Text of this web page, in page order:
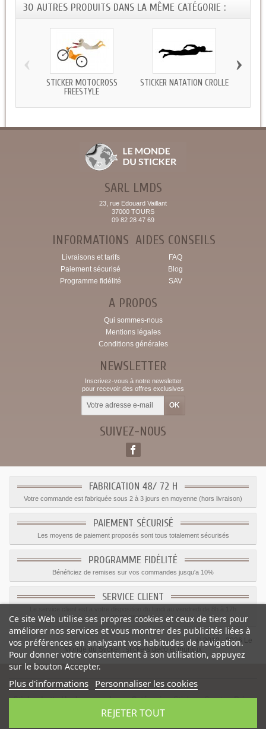
30 AUTRES PRODUITS DANS LA MÊME CATÉGORIE :
STICKER MOTOCROSS
FREESTYLE
STICKER NATATION CROLLE
‹ ›
SARL LMDS
23, rue Edouard Vaillant
37000 TOURS
09 82 28 47 69
INFORMATIONS
Livraisons et tarifs
Paiement sécurisé
Programme fidélité
AIDES CONSEILS
FAQ
Blog
SAV
A PROPOS
Qui sommes-nous
Mentions légales
Conditions générales
NEWSLETTER
Inscrivez-vous à notre newsletter
pour recevoir des offres exclusives
SUIVEZ-NOUS
FABRICATION 48/ 72 H
Votre commande est fabriquée sous 2 à 3 jours en moyenne (hors livraison)
PAIEMENT SÉCURISÉ
Les moyens de paiement proposés sont tous totalement sécurisés
PROGRAMME FIDÉLITÉ
Bénéficiez de remises sur vos commandes jusqu'a 10%
SERVICE CLIENT
09.82.28.47.69.
© 2012 - 2026 Le
Monde du Sticker :
stickers déco et muraux
Sticker batte Hockey sur glace-Catégorie:Stickers Sports-Prix:
1.55€
Ce site Web utilise ses propres cookies et ceux de tiers pour
améliorer nos services et vous montrer des publicités liées à
vos préférences en analysant vos habitudes de navigation.
Pour donner votre consentement à son utilisation, appuyez
sur le bouton Accepter.
Plus d'informations Personnaliser les cookies
REJETER TOUT